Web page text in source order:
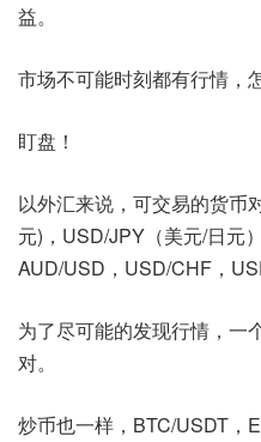
益。
市场不可能时刻都有行情，
盯盘！
以外汇来说，可交易的货币
元)，USD/JPY（美元/日元
AUD/USD，USD/CHF，
为了尽可能的发现行情，一
对。
炒币也一样，BTC/USDT，